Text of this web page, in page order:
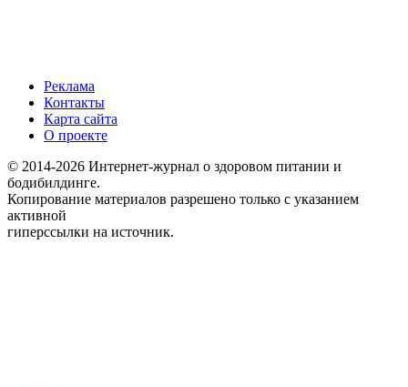
Реклама
Контакты
Карта сайта
О проекте
© 2014-2026 Интернет-журнал о здоровом питании и
бодибилдинге.
Копирование материалов разрешено только с указанием
активной
гиперссылки на источник.